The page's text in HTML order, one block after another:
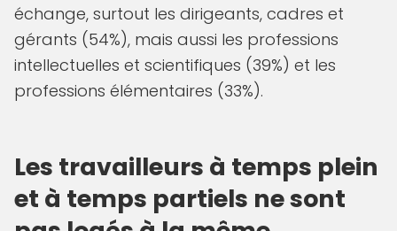
échange, surtout les dirigeants, cadres et
gérants (54%), mais aussi les professions
intellectuelles et scientifiques (39%) et les
professions élémentaires (33%).
Les travailleurs à temps plein
et à temps partiels ne sont